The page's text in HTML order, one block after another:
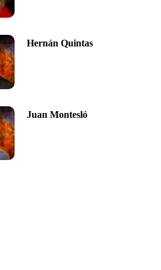
Hernán Quintas
Juan Montesló